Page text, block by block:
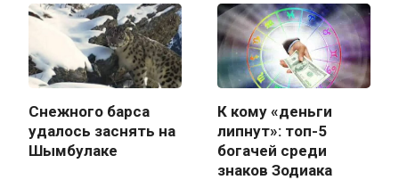
Снежного барса
удалось заснять на
Шымбулаке
К кому «деньги
липнут»: топ-5
богачей среди
знаков Зодиака